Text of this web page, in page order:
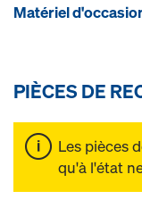
Matériel
PIÈCES DE
Les pièces
qu'à l'état